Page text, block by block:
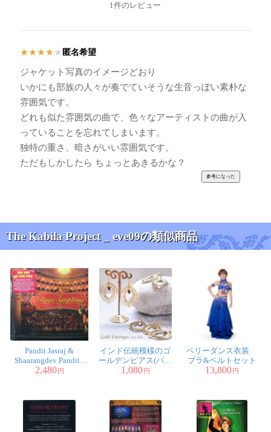
1件のレビュー
★★★★ ★ 匿名希望
ジャケット写真のイメージどおり
いかにも部族の人々が奏でていそうな生音っぽい素朴な
雰囲気です。
どれも似た雰囲気の曲で、色々なアーティストの曲が入
っていることを忘れてしまいます。
独特の重さ、暗さがいい雰囲気です。
ただもしかしたら ちょっとあきるかな？
The Kabila Project _ eve09の類似商品
Pandit Jasraj &
Shaarangdev Pandit -
Raga Symphony
2,480円
インド伝統模樣のゴ
ールデンピアス(パワ
ーストーン付)
1,080円
ベリーダンス衣装
ブラ&ベルトセット
13,800円